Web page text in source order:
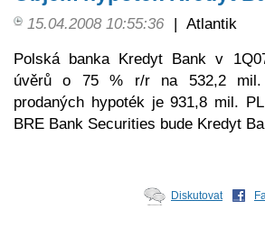
15.04.2008 10:55:36 | Atlantik
Polská banka Kredyt Bank v
úvěrů o 75 % r/r na 532,2 mil.
prodaných hypoték je 931,8 mil.
BRE Bank Securities bude Kredyt
Diskutovat